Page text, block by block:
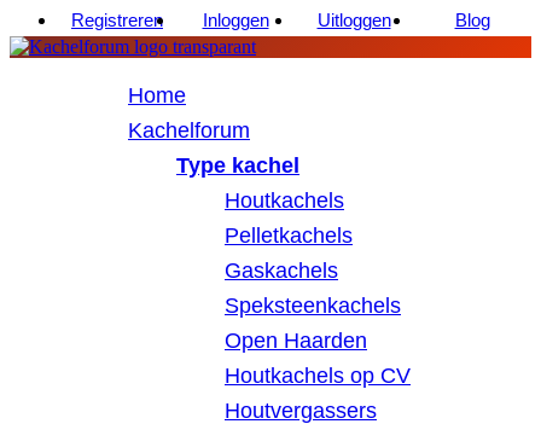
Registreren Inloggen Uitloggen Blog
Home
Kachelforum
Type kachel
Houtkachels
Pelletkachels
Gaskachels
Speksteenkachels
Open Haarden
Houtkachels op CV
Houtvergassers